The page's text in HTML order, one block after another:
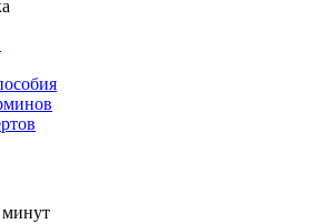
минут